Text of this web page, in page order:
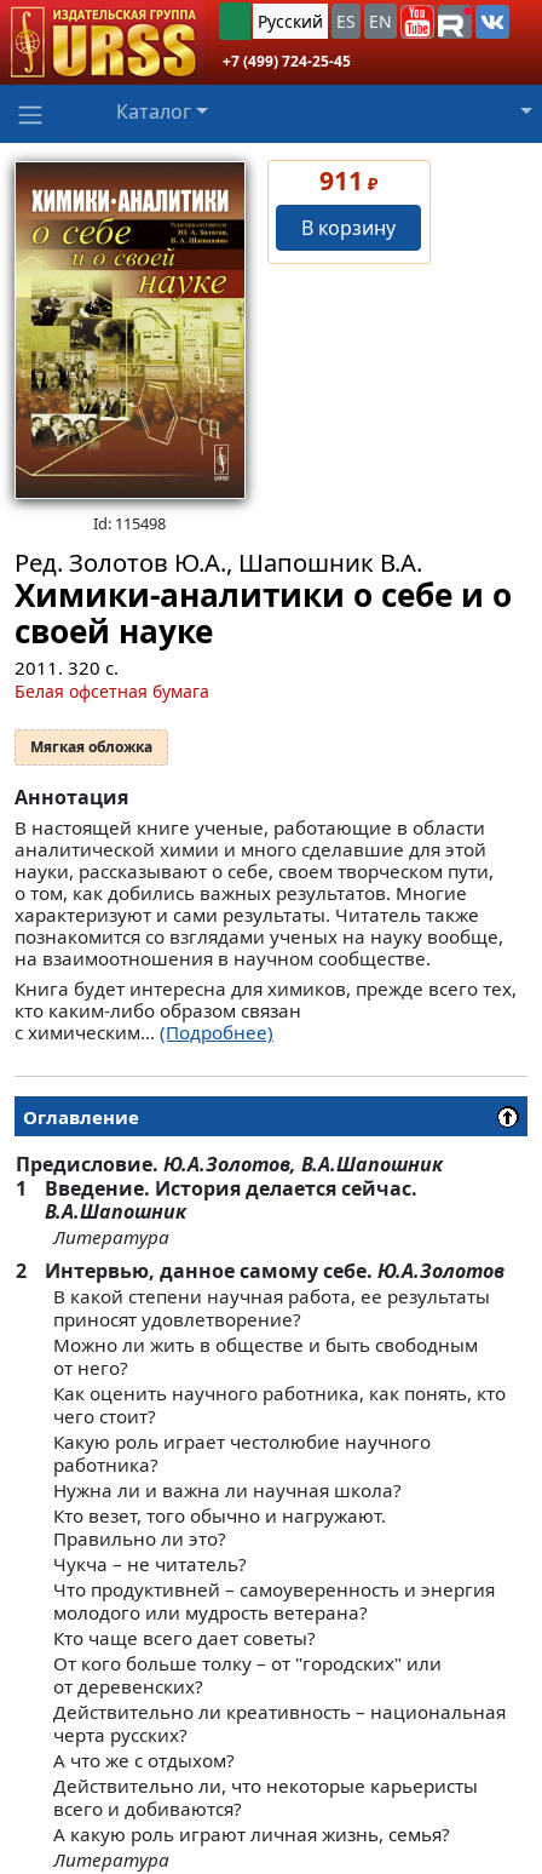
Русский ES EN
+7 (499) 724-25-45
Каталог
Id: 115498
911 ₽
В корзину
Ред. Золотов Ю.А., Шапошник В.А.
Химики-аналитики о себе и о
своей науке
2011. 320 с.
Белая офсетная бумага
Мягкая обложка
Аннотация
В настоящей книге ученые, работающие в области
аналитической химии и много сделавшие для этой
науки, рассказывают о себе, своем творческом пути,
о том, как добились важных результатов. Многие
характеризуют и сами результаты. Читатель также
познакомится со взглядами ученых на науку вообще,
на взаимоотношения в научном сообществе.
Книга будет интересна для химиков, прежде всего тех,
кто каким-либо образом связан
с химическим... (Подробнее)
Оглавление
Предисловие. Ю.А.Золотов, В.А.Шапошник
1
Введение. История делается сейчас.
В.А.Шапошник
Литература
2 Интервью, данное самому себе. Ю.А.Золотов
В какой степени научная работа, ее результаты
приносят удовлетворение?
Можно ли жить в обществе и быть свободным
от него?
Как оценить научного работника, как понять, кто
чего стоит?
Какую роль играет честолюбие научного
работника?
Нужна ли и важна ли научная школа?
Кто везет, того обычно и нагружают.
Правильно ли это?
Чукча – не читатель?
Что продуктивней – самоуверенность и энергия
молодого или мудрость ветерана?
Кто чаще всего дает советы?
От кого больше толку – от "городских" или
от деревенских?
Действительно ли креативность – национальная
черта русских?
А что же с отдыхом?
Действительно ли, что некоторые карьеристы
всего и добиваются?
А какую роль играют личная жизнь, семья?
Литература